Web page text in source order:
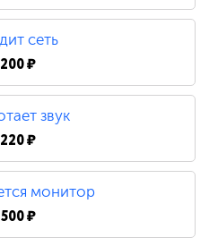
₽
₽
сеть
200 ₽
звук
220 ₽
монитор
500 ₽